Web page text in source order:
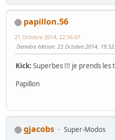
papillon.56
21 Octobre 2014, 22:56:07
Dernière édition: 23 Octobre 2014,
Kick: Superbes !!! je prends les
Papillon
gjacobs
Super-Modos